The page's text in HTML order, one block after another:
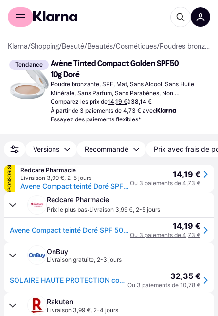
Acheter avec Klarna
Klarna/Shopping/Beauté/Beautés/Cosmétiques/ Poudres bronzantes
Tendance
Avène Tinted Compact Golden SPF50
10g Doré
Poudre bronzante, SPF, Mat, Sans Alcool, Sans Huile
Minérale, Sans Parfum, Sans Parabènes, Non
Comédogène, Résistant à l'eau
Comparez les prix de14,19 €à38,14 €
À partir de 3 paiements de 4,73 € avec
Essayez des paiements flexibles*
Versions Recommandé Prix avec frais de
SPONSORISÉ
Redcare Pharmacie
Livraison 3,99 €, 2-5 jours
Avene Compact teinté Doré SPF 50 Poudre 10 g
14,19 €
Ou 3 paiements de 4,73 €
Redcare Pharmacie
Prix le plus bas·Livraison 3,99 €, 2-5 jours
Avene Compact teinté Doré SPF 50 Poudre 10 g 14,19 €
Ou 3 paiements de 4,73 €
OnBuy
Livraison gratuite, 2-3 jours
SOLAIRE HAUTE PROTECTION compact teinté SPF50 doré 32,35 €
Ou 3 paiements de 10,78 €
Rakuten
Livraison 3,99 €, 2-4 jours